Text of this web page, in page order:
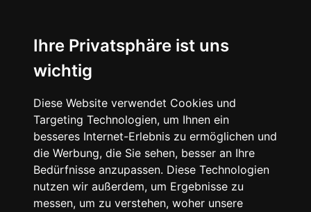
Ihre Privatsphäre ist uns
wichtig
Diese Website verwendet Cookies und
Targeting Technologien, um Ihnen ein
besseres Internet-Erlebnis zu ermöglichen und
die Werbung, die Sie sehen, besser an Ihre
Bedürfnisse anzupassen. Diese Technologien
nutzen wir außerdem, um Ergebnisse zu
messen, um zu verstehen, woher unsere